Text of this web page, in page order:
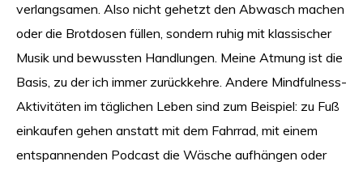
verlangsamen. Also nicht gehetzt den Abwasch machen
oder die Brotdosen füllen, sondern ruhig mit klassischer
Musik und bewussten Handlungen. Meine Atmung ist die
Basis, zu der ich immer zurückkehre. Andere Mindfulness-
Aktivitäten im täglichen Leben sind zum Beispiel: zu Fuß
einkaufen gehen anstatt mit dem Fahrrad, mit einem
entspannenden Podcast die Wäsche aufhängen oder